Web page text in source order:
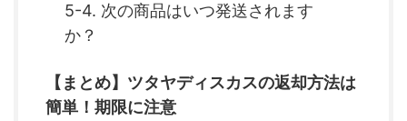
5-4. 次の商品はいつ発送されます
か？
【まとめ】ツタヤディスカスの返却方法は
簡単！期限に注意